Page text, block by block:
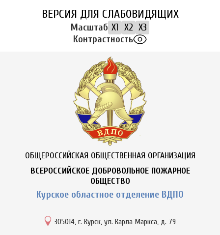
ВЕРСИЯ ДЛЯ СЛАБОВИДЯЩИХ
Масштаб X1 X2 X3
Контрастность
ОБЩЕРОССИЙСКАЯ ОБЩЕСТВЕННАЯ ОРГАНИЗАЦИЯ
ВСЕРОССИЙСКОЕ ДОБРОВОЛЬНОЕ ПОЖАРНОЕ
ОБЩЕСТВО
Курское областное отделение ВДПО
305014, г. Курск, ул. Карла Маркса, д. 79